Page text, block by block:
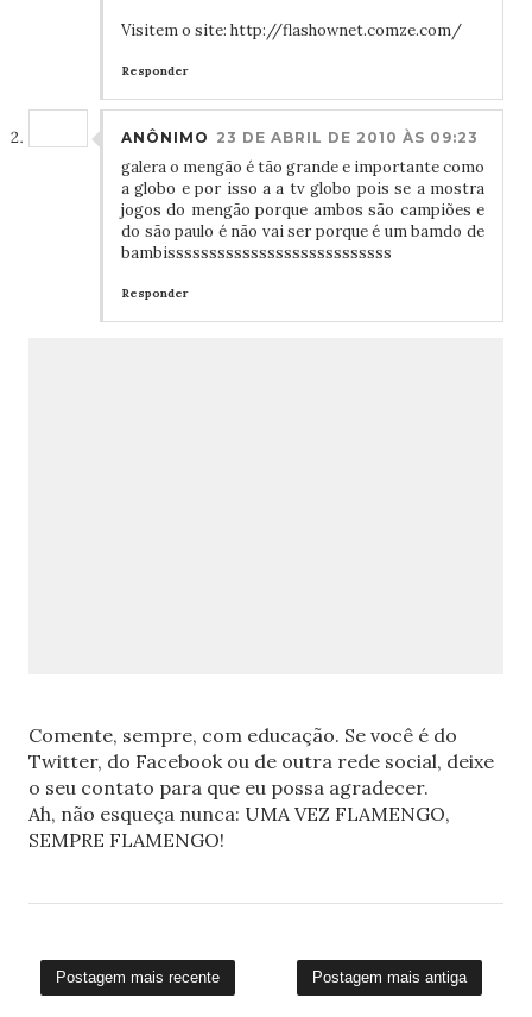
Visitem o site: http://flashownet.comze.com/
Responder
ANÔNIMO 23 DE ABRIL DE 2010 ÀS 09:23
galera o mengão é tão grande e importante como
a globo e por isso a a tv globo pois se a mostra
jogos do mengão porque ambos são campiões e
do são paulo é não vai ser porque é um bamdo de
bambisssssssssssssssssssssssssss
Responder
Comente, sempre, com educação. Se você é do
Twitter, do Facebook ou de outra rede social, deixe
o seu contato para que eu possa agradecer.
Ah, não esqueça nunca: UMA VEZ FLAMENGO,
SEMPRE FLAMENGO!
Postagem mais recente Postagem mais antiga